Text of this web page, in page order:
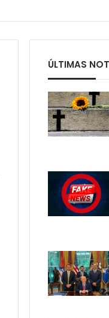
ÚLTIMAS